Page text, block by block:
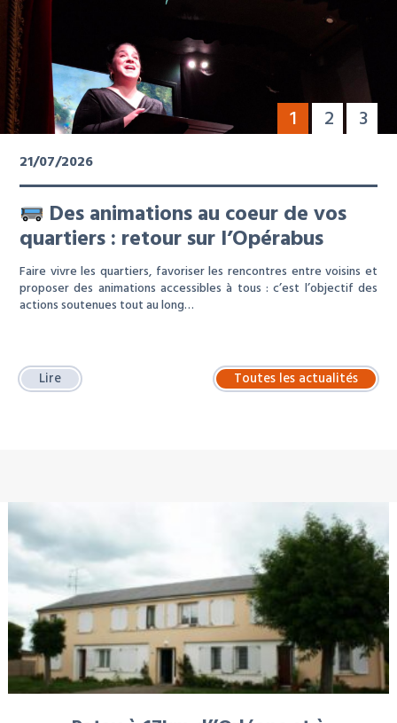
1 2 3
21/07/2026
Des animations au coeur de vos
quartiers : retour sur l’Opérabus
Faire vivre les quartiers, favoriser les rencontres entre voisins et
proposer des animations accessibles à tous : c’est l’objectif des
actions soutenues tout au long…
Lire Toutes les actualités